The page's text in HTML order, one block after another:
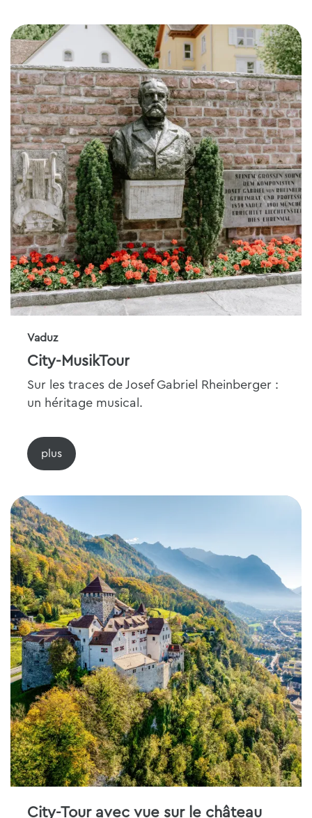
Vaduz
City-MusikTour
Sur les traces de Josef Gabriel Rheinberger :
un héritage musical.
City-Tour avec vue sur le château